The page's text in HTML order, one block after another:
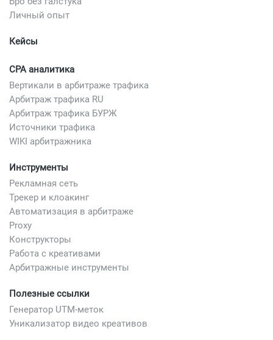
Личный опыт
Кейсы
CPA аналитика
Вертикали в арбитраже трафика
Арбитраж трафика RU
Арбитраж трафика БУРЖ
Источники трафика
WIKI арбитражника
Инструменты
Рекламная сеть
Трекер и клоакинг
Автоматизация в арбитраже
Proxy
Конструкторы
Работа с креативами
Арбитражные инструменты
Полезные ссылки
Генератор UTM-меток
Уникализатор видео креативов